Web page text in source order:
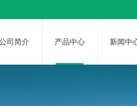
司简介 产品中心 新闻中